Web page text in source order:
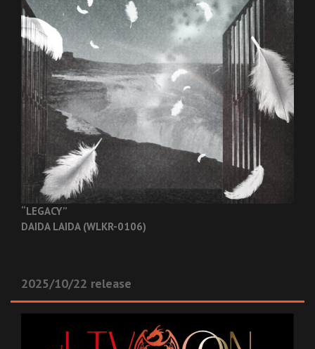
“LEGACY”
DAIDA LAIDA (WLKR-0106)
2025/10/22 release